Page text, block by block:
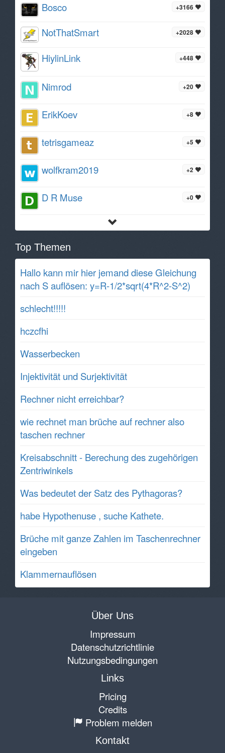
+3166
Bosco
+2028
NotThatSmart
+448
HiylinLink
+20
Nimrod
+8
ErikKoev
+5
tetrisgameaz
+2
wolfkram2019
+0
D R Muse
Top Themen
Hallo kann mir hier jemand diese Gleichung
nach S auflösen: y=R-1/2*sqrt(4*R^2-S^2)
schlecht!!!!!
hczcfhi
Wasserbecken
Injektivität und Surjektivität
Rechner nicht erreichbar?
wie rechnet man brüche auf rechner also
taschen rechner
Kreisabschnitt - Berechung des zugehörigen
Zentriwinkels
Was bedeutet der Satz des Pythagoras?
habe Hypothenuse , suche Kathete.
Brüche mit ganze Zahlen im Taschenrechner
eingeben
Klammernauflösen
Über Uns
Impressum
Datenschutzrichtlinie
Nutzungsbedingungen
Links
Pricing
Credits
Problem melden
Kontakt